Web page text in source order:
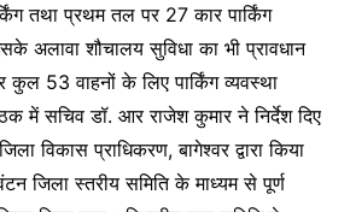
तथा प्रथम तल पर 27 कार पार्किंग
अलावा शौचालय सुविधा का भी प्रावधान
53 वाहनों के लिए पार्किंग व्यवस्था
में सचिव डॉ. आर राजेश कुमार ने निर्देश दिए
विकास प्राधिकरण, बागेश्वर द्वारा किया
जिला स्तरीय समिति के माध्यम से पूर्ण